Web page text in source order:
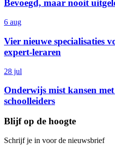
Bevoegd, maar nooit
6 aug
Vier nieuwe specialisaties
expert-leraren
28 jul
Onderwijs mist kansen
schoolleiders
Blijf op de hoogte
Schrijf je in voor de nieuwsbrief